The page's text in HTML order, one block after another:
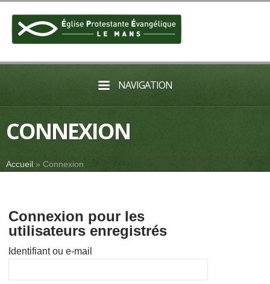
NAVIGATION
CONNEXION
Accueil » Connexion
Connexion pour les
utilisateurs enregistrés
Identifiant ou e-mail